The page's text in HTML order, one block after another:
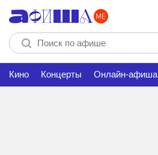
Кино Концерты Онлайн-афиша